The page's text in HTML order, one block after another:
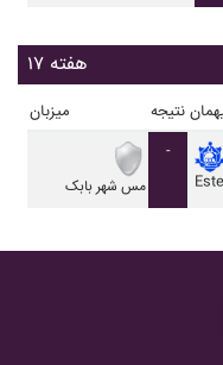
هفته ۱۷
میزبان نتیجه
مس شهر بابک
-